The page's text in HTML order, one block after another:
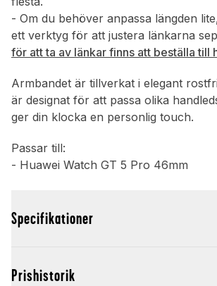
- Om du behöver anpassa längden
ett verktyg för att justera länkarna
för att ta av länkar finns att beställa till
Armbandet är tillverkat i elegant
är designat för att passa olika
ger din klocka en personlig touch.
Passar till:
- Huawei Watch GT 5 Pro 46mm
Specifikationer
Prishistorik